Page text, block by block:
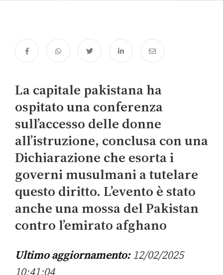
La capitale pakistana ha
ospitato una conferenza
sull’accesso delle donne
all’istruzione, conclusa con una
Dichiarazione che esorta i
governi musulmani a tutelare
questo diritto. L’evento è stato
anche una mossa del Pakistan
contro l’emirato afghano
Ultimo aggiornamento:12/02/2025
10:41:04